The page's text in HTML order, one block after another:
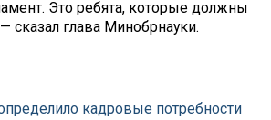
Это ребята, которые должны
сказал глава Минобрнауки.
кадровые потребности